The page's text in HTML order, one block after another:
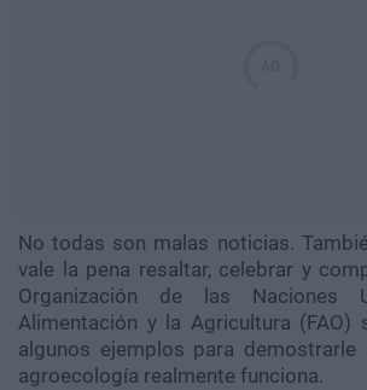
No todas son malas noticias.
vale la pena resaltar, celebrar y
Organización de las Naciones
Alimentación y la Agricultura (FAO)
algunos ejemplos para
agroecología realmente funciona.